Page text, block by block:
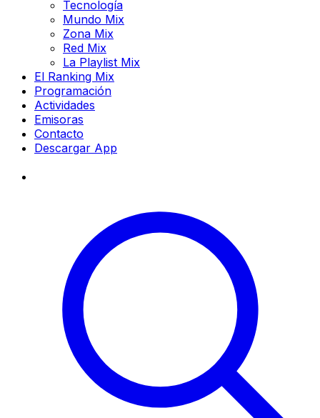
Tecnología
Mundo Mix
Zona Mix
Red Mix
La Playlist Mix
El Ranking Mix
Programación
Actividades
Emisoras
Contacto
Descargar App